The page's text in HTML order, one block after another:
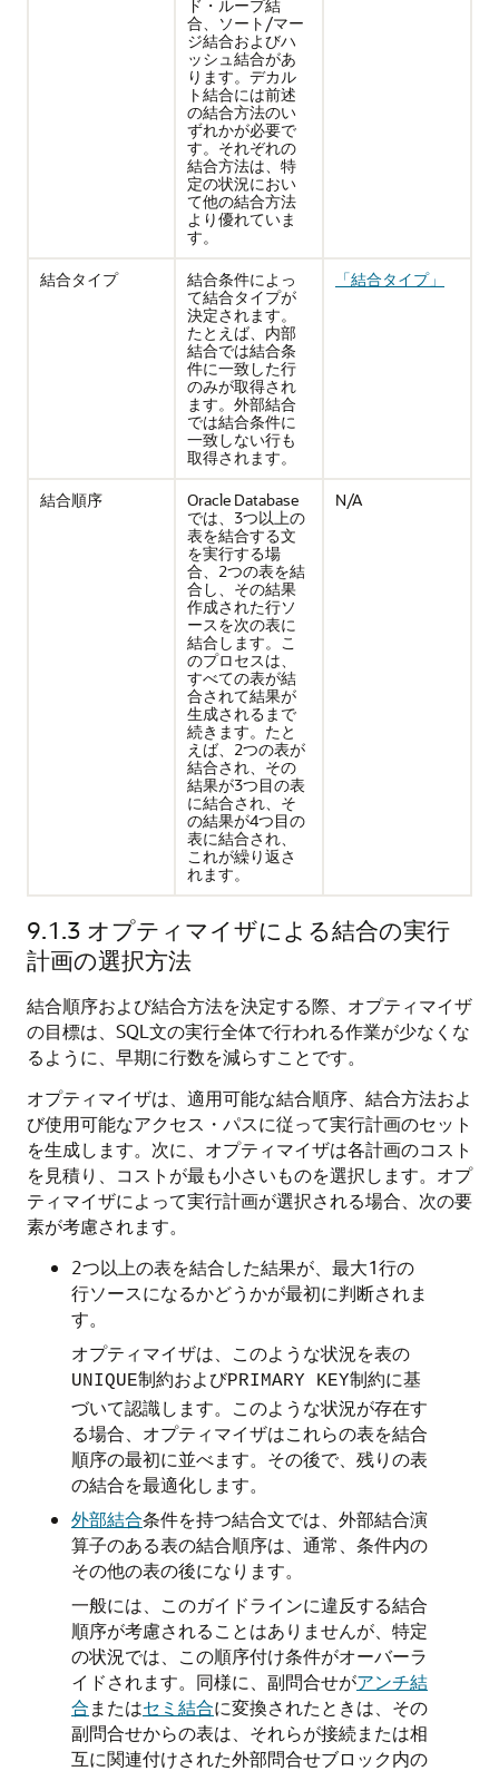
ド・ループ結
合、ソート/マー
ジ結合およびハ
ッシュ結合があ
ります。デカル
ト結合には前述
の結合方法のい
ずれかが必要で
す。それぞれの
結合方法は、特
定の状況におい
て他の結合方法
より優れていま
す。
結合タイプ
結合条件によっ
て結合タイプが
決定されます。
たとえば、内部
結合では結合条
件に一致した行
のみが取得され
ます。外部結合
では結合条件に
一致しない行も
取得されます。
「結合タイプ」
結合順序
Oracle Database
では、3つ以上の
表を結合する文
を実行する場
合、2つの表を結
合し、その結果
作成された行ソ
ースを次の表に
結合します。こ
のプロセスは、
すべての表が結
合されて結果が
生成されるまで
続きます。たと
えば、2つの表が
結合され、その
結果が3つ目の表
に結合され、そ
の結果が4つ目の
表に結合され、
これが繰り返さ
れます。
N/A
9.1.3 オプティマイザによる結合の実行
計画の選択方法
結合順序および結合方法を決定する際、オプティマイザ
の目標は、SQL文の実行全体で行われる作業が少なくな
るように、早期に行数を減らすことです。
オプティマイザは、適用可能な結合順序、結合方法およ
び使用可能なアクセス・パスに従って実行計画のセット
を生成します。次に、オプティマイザは各計画のコスト
を見積り、コストが最も小さいものを選択します。オプ
ティマイザによって実行計画が選択される場合、次の要
素が考慮されます。
2つ以上の表を結合した結果が、最大1行の
行ソースになるかどうかが最初に判断されま
す。
オプティマイザは、このような状況を表の
UNIQUE制約およびPRIMARY KEY制約に基
づいて認識します。このような状況が存在す
る場合、オプティマイザはこれらの表を結合
順序の最初に並べます。その後で、残りの表
の結合を最適化します。
外部結合条件を持つ結合文では、外部結合演
算子のある表の結合順序は、通常、条件内の
その他の表の後になります。
一般には、このガイドラインに違反する結合
順序が考慮されることはありませんが、特定
の状況では、この順序付け条件がオーバーラ
イドされます。同様に、副問合せがアンチ結
合またはセミ結合に変換されたときは、その
副問合せからの表は、それらが接続または相
互に関連付けされた外部問合せブロック内の